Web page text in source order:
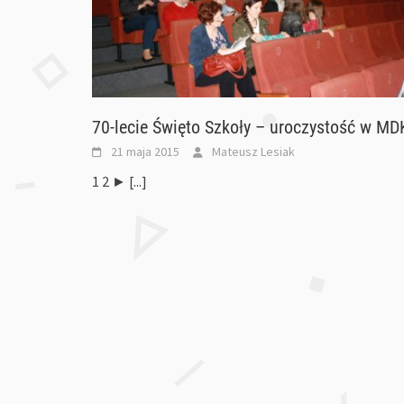
70-lecie Święto Szkoły – uroczystość w
21 maja 2015 Mateusz Lesiak
1 2 ► [...]